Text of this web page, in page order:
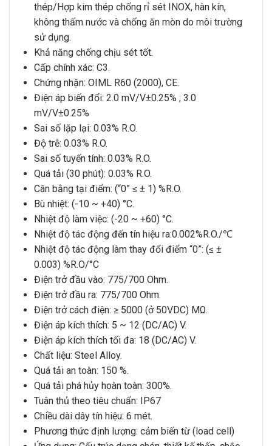
thép/Hợp kim thép chống rỉ sét INOX, hàn kín,
không thấm nước và chống ăn mòn do môi trường
sử dụng.
Khả năng chống chịu sét tốt.
Cấp chính xác: C3.
Chứng nhận: OIML R60 (2000), CE.
Điện áp biến đổi: 2.0 mV/V±0.25% ; 3.0
mV/V±0.25%
Sai số lặp lại: 0.03% R.O.
Độ trễ: 0.03% R.O.
Sai số tuyến tính: 0.03% R.O.
Quá tải (30 phút): 0.03% R.O.
Cân bằng tại điểm: (“0” ≤ ± 1) %R.O.
Bù nhiệt: (-10 ~ +40) °C.
Nhiệt độ làm việc: (-20 ~ +60) °C.
Nhiệt độ tác động đến tín hiệu ra:0.002%R.O./℃
Nhiệt độ tác động làm thay đổi điểm “0”: (≤ ±
0.003) %R.O/°C
Điện trở đầu vào: 775/700 Ohm.
Điện trở đầu ra: 775/700 Ohm.
Điện trở cách điện: ≥ 5000 (ở 50VDC) MΩ.
Điện áp kích thích: 5 ~ 12 (DC/AC) V.
Điện áp kích thích tối đa: 18 (DC/AC) V.
Chất liệu: Steel Alloy.
Quá tải an toàn: 150 %.
Quá tải phá hủy hoàn toàn: 300%.
Tuân thủ theo tiêu chuẩn: IP67
Chiều dài dây tín hiệu: 6 mét.
Phương thức định lượng: cảm biến từ (load cell)